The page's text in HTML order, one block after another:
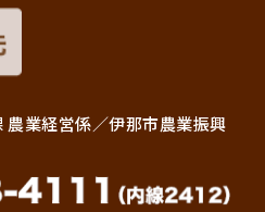
農業経営係／伊那市農業振興